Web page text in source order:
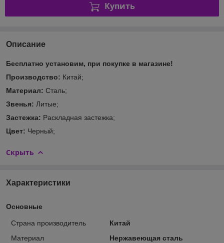
Купить
Описание
Бесплатно установим, при покупке в магазине!
Производство: Китай;
Материал: Сталь;
Звенья: Литые;
Застежка: Раскладная застежка;
Цвет: Черный;
Скрыть
Характеристики
Основные
Страна производитель
Китай
Материал
Нержавеющая сталь